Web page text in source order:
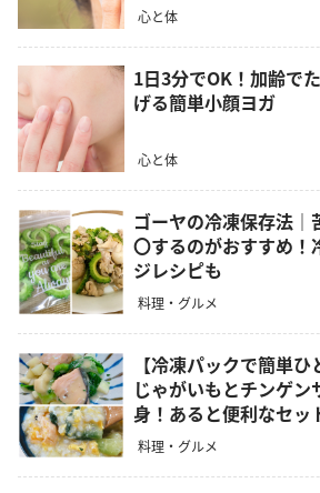
心と体
1日3分でOK！加齢で
げる簡単小顔ヨガ
心と体
ゴーヤの冷凍保存法
〇するのがおすすめ！
ジレシピも
料理・グルメ
【冷凍パックで簡単ひ
じゃがいもとチンゲ
身！あると便利なセッ
料理・グルメ